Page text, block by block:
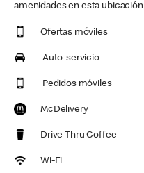
amenidades en esta ubicación
Ofertas móviles
Auto-servicio
Pedidos móviles
McDelivery
Drive Thru Coffee
Wi-Fi